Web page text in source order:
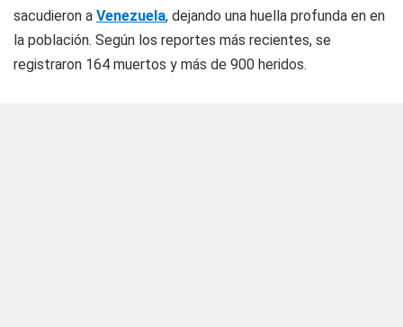
sacudieron a Venezuela, dejando una huella profunda en en
la población. Según los reportes más recientes, se
registraron 164 muertos y más de 900 heridos.